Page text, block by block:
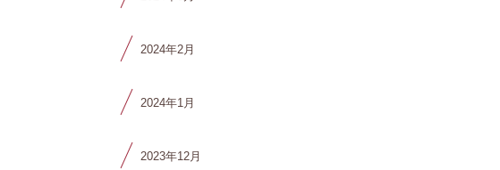
2024年2月
2024年1月
2023年12月